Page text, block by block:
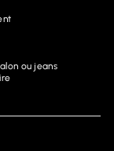
ou jeans